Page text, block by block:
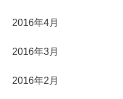
2016年4月
2016年3月
2016年2月